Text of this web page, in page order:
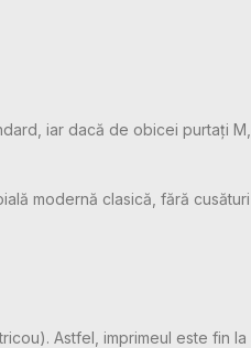
iar dacă de obicei purtați
modernă clasică, fără
Astfel, imprimeul este fin